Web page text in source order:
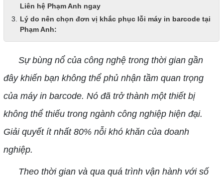
Liên hệ Phạm Anh ngay
Lý do nên chọn đơn vị khắc phục lỗi máy in barcode tại
Phạm Anh:
Sự bùng nổ của công nghệ trong thời gian gần
đây khiến bạn không thể phủ nhận tầm quan trọng
của máy in barcode. Nó đã trở thành một thiết bị
không thể thiếu trong ngành công nghiệp hiện đại.
Giải quyết ít nhất 80% nỗi khó khăn của doanh
nghiệp.
Theo thời gian và qua quá trình vận hành với số